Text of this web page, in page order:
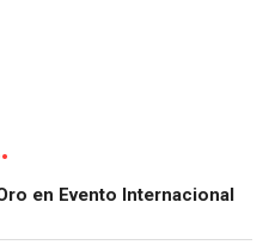
en Evento Internacional